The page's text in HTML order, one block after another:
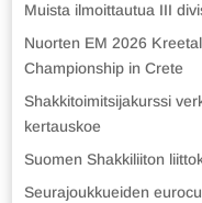
Muista ilmoittautua III
Nuorten EM 2026
Championship in Crete
Shakkitoimitsijakurssi
kertauskoe
Suomen Shakkiliiton
Seurajoukkueiden